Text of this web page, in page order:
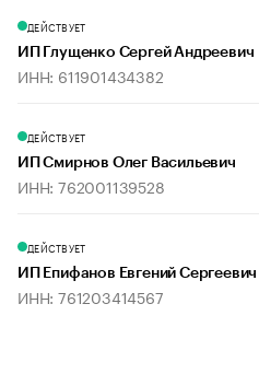
ДЕЙСТВУЕТ
ИП Глущенко Сергей Андреевич
ИНН: 611901434382
ДЕЙСТВУЕТ
ИП Смирнов Олег Васильевич
ИНН: 762001139528
ДЕЙСТВУЕТ
ИП Епифанов Евгений Сергеевич
ИНН: 761203414567